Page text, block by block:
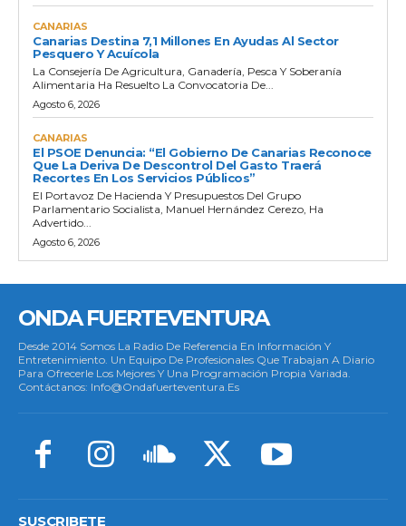
CANARIAS
Canarias Destina 7,1 Millones En Ayudas Al Sector
Pesquero Y Acuícola
La Consejería De Agricultura, Ganadería, Pesca Y Soberanía
Alimentaria Ha Resuelto La Convocatoria De...
Agosto 6, 2026
CANARIAS
El PSOE Denuncia: “El Gobierno De Canarias Reconoce
Que La Deriva De Descontrol Del Gasto Traerá
Recortes En Los Servicios Públicos”
El Portavoz De Hacienda Y Presupuestos Del Grupo
Parlamentario Socialista, Manuel Hernández Cerezo, Ha
Advertido...
Agosto 6, 2026
ONDA FUERTEVENTURA
Desde 2014 Somos La Radio De Referencia En Información Y
Entretenimiento. Un Equipo De Profesionales Que Trabajan A Diario
Para Ofrecerle Los Mejores Y Una Programación Propia Variada.
Contáctanos: Info@ondafuerteventura.es
SUSCRIBETE